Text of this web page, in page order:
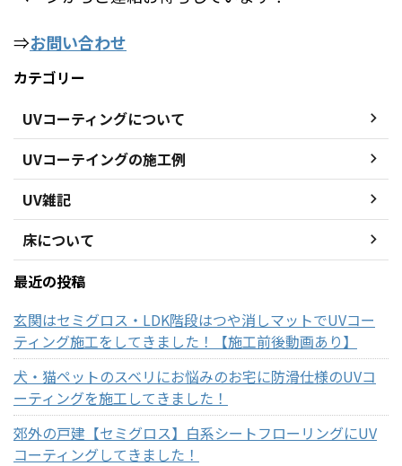
⇒お問い合わせ
カテゴリー
UVコーティングについて
UVコーテイングの施工例
UV雑記
床について
最近の投稿
玄関はセミグロス・LDK階段はつや消しマットでUVコー
ティング施工をしてきました！【施工前後動画あり】
犬・猫ペットのスベリにお悩みのお宅に防滑仕様のUVコ
ーティングを施工してきました！
郊外の戸建【セミグロス】白系シートフローリングにUV
コーティングしてきました！